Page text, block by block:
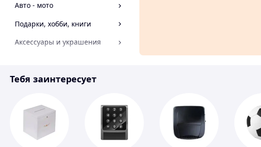
Авто - мото
Подарки, хобби, книги
Аксессуары и украшения
Спорт и отдых
Тебя заинтересует